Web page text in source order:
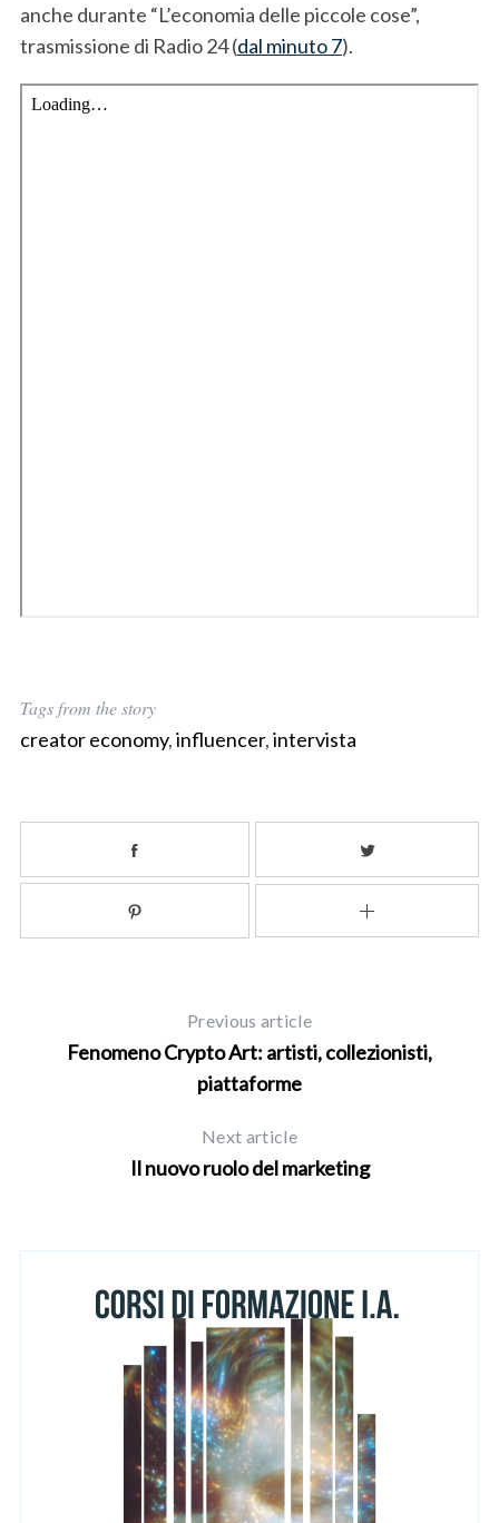
anche durante “L’economia delle piccole cose”,
trasmissione di Radio 24 (dal minuto 7).
Tags from the story
creator economy,influencer,intervista
Previous article
Fenomeno Crypto Art: artisti, collezionisti,
piattaforme
Next article
Il nuovo ruolo del marketing
a